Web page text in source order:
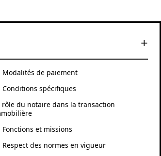
Modalités de paiement
Conditions spécifiques
rôle du notaire dans la transaction
Fonctions et missions
Respect des normes en vigueur